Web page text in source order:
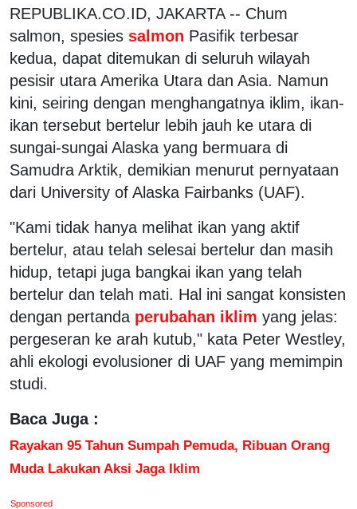
REPUBLIKA.CO.ID, JAKARTA -- Chum
salmon, spesies salmon Pasifik terbesar
kedua, dapat ditemukan di seluruh wilayah
pesisir utara Amerika Utara dan Asia. Namun
kini, seiring dengan menghangatnya iklim, ikan-
ikan tersebut bertelur lebih jauh ke utara di
sungai-sungai Alaska yang bermuara di
Samudra Arktik, demikian menurut pernyataan
dari University of Alaska Fairbanks (UAF).
"Kami tidak hanya melihat ikan yang aktif
bertelur, atau telah selesai bertelur dan masih
hidup, tetapi juga bangkai ikan yang telah
bertelur dan telah mati. Hal ini sangat konsisten
dengan pertanda perubahan iklim yang jelas:
pergeseran ke arah kutub," kata Peter Westley,
ahli ekologi evolusioner di UAF yang memimpin
studi.
Baca Juga :
Rayakan 95 Tahun Sumpah Pemuda, Ribuan Orang
Muda Lakukan Aksi Jaga Iklim
Sponsored